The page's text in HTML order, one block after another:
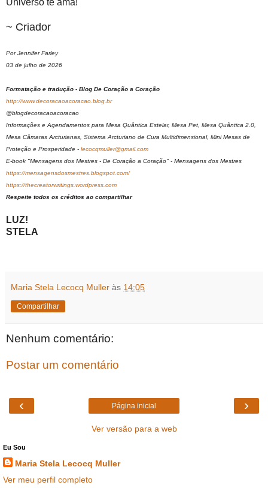
Universo te ama!
~ Criador
Por Jennifer Farley
03 de julho de 2026
Formatação e tradução - Blog De Coração a Coração
http://www.decoracaoacoracao.blog.br
@blogdecoracaoacoracao
Informações e Agendamentos para Mesa Quântica Estelar, Mesa Pet, Mesa Quântica 2.0,
Mesa Câmaras Arcturianas, Sistema Arcturiano de Cura Multidimensional, Mini Mesas de
Proteção e Prosperidade - lecocqmuller@gmail.com
E-book "Mensagens dos Mestres - De Coração a Coração" - Mensagens dos Mestres
https://mensagensdosmestres.blogspot.com/
https://thecreatorwritings.wordpress.com
Respeite todos os créditos ao compartilhar
LUZ!
STELA
Maria Stela Lecocq Muller às 14:05
Compartilhar
Nenhum comentário:
Postar um comentário
‹ ›
Página inicial
Ver versão para a web
Eu Sou
Maria Stela Lecocq Muller
Ver meu perfil completo